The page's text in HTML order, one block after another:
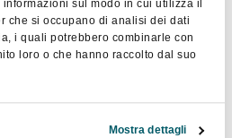
sul modo in cui utilizza il
che si occupano di analisi dei dati
i quali potrebbero combinarle con
loro o che hanno raccolto dal suo
Mostra dettagli
SRL: un/una Event